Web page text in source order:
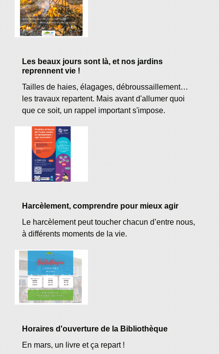
Les beaux jours sont là, et nos jardins
reprennent vie !
Tailles de haies, élagages, débroussaillement…
les travaux repartent. Mais avant d'allumer quoi
que ce soit, un rappel important s'impose.
Harcèlement, comprendre pour mieux agir
Le harcèlement peut toucher chacun d’entre nous,
à différents moments de la vie.
Horaires d'ouverture de la Bibliothèque
En mars, un livre et ça repart !